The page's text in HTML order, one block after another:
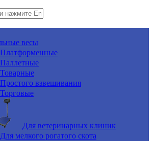
весы
Платформенные
Паллетные
Товарные
Простого взвешивания
Торговые
Для ветеринарных клиник
Для мелкого рогатого скота